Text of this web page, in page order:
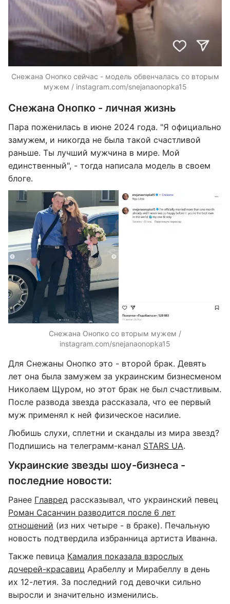
Снежана Онопко сейчас - модель обвенчалась со вторым
мужем / instagram.com/snejanaonopka15
Снежана Онопко - личная жизнь
Пара поженилась в июне 2024 года. "Я официально
замужем, и никогда не была такой счастливой
раньше. Ты лучший мужчина в мире. Мой
единственный", - тогда написала модель в своем
блоге.
Снежана Онопко со вторым мужем /
instagram.com/snejanaonopka15
Для Снежаны Онопко это - второй брак. Девять
лет она была замужем за украинским бизнесменом
Николаем Щуром, но этот брак не был счастливым.
После развода звезда рассказала, что ее первый
муж применял к ней физическое насилие.
Любишь слухи, сплетни и скандалы из мира звезд?
Подпишись на телеграмм-канал STARS UA.
Украинские звезды шоу-бизнеса -
последние новости:
Ранее Главред рассказывал, что украинский певец
Роман Сасанчин разводится после 6 лет
отношений (из них четыре - в браке). Печальную
новость подтвердила избранница артиста Иванна.
Также певица Камалия показала взрослых
дочерей-красавиц Арабеллу и Мирабеллу в день
их 12-летия. За последний год девочки сильно
выросли и значительно изменились.